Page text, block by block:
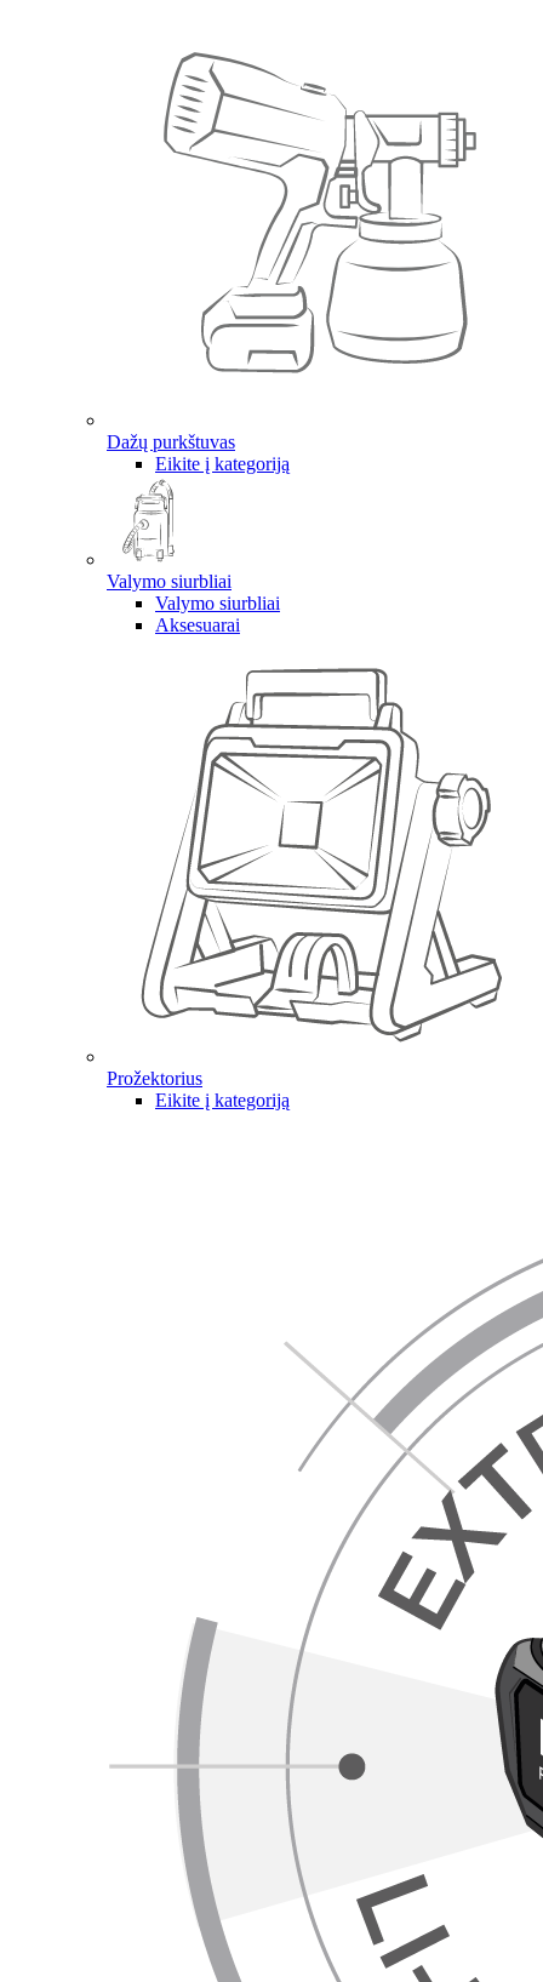
Dažų purkštuvas
Eikite į kategoriją
Valymo siurbliai
Valymo siurbliai
Aksesuarai
Prožektorius
Eikite į kategoriją